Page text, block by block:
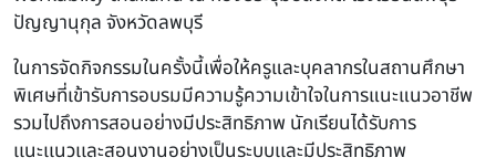
ปัญญานุกุล จังหวัดลพบุรี
ในการจัดกิจกรรมในครั้งนี้เพื่อให้ครูและบุคลากรในสถานศึกษา
พิเศษที่เข้ารับการอบรมมีความรู้ความเข้าใจในการแนะแนวอาชีพ
รวมไปถึงการสอนอย่างมีประสิทธิภาพ นักเรียนได้รับการ
เเนะเเนวเเละสอนงานอย่างเป็นระบบเเละมีประสิทธิภาพ